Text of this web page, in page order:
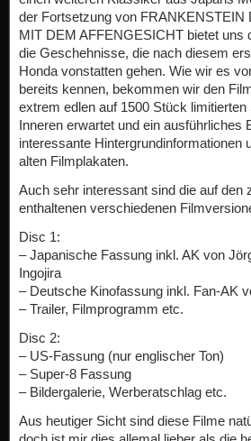
der Fortsetzung von FRANKENSTEIN
MIT DEM AFFENGESICHT bietet uns
die Geschehnisse, die nach diesem
Honda vonstatten gehen. Wie wir es
bereits kennen, bekommen wir den
extrem edlen auf 1500 Stück
Inneren erwartet und ein ausführliches
interessante Hintergrundinformationen
alten Filmplakaten.
Auch sehr interessant sind die auf den
enthaltenen verschiedenen
Disc 1:
– Japanische Fassung inkl. AK von
Ingojira
– Deutsche Kinofassung inkl. Fan-AK
– Trailer, Filmprogramm etc.
Disc 2:
– US-Fassung (nur englischer Ton)
– Super-8 Fassung
– Bildergalerie, Werberatschlag etc.
Aus heutiger Sicht sind diese Filme